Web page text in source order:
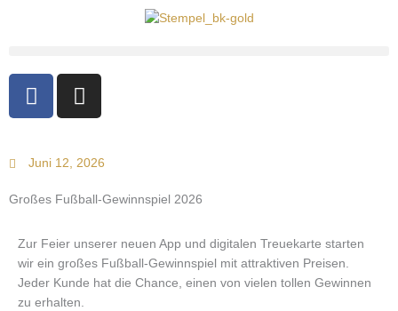
F
a
b
o
k
-
f
I
n
a
g
a
m
Juni 12, 2026
Großes Fußball-Gewinnspiel 2026
Zur Feier unserer neuen App und digitalen Treuekarte starten
wir ein großes Fußball-Gewinnspiel mit attraktiven Preisen.
Jeder Kunde hat die Chance, einen von vielen tollen Gewinnen
zu erhalten.